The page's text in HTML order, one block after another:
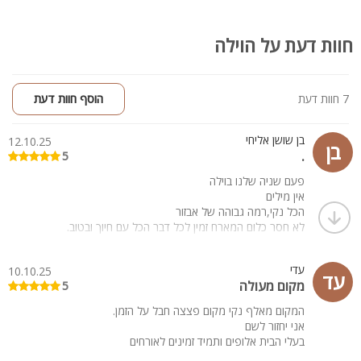
חוות דעת על הוילה
7 חוות דעת הוסף חוות דעת
בן בן שושן אליחי
.
12.10.25
5
פעם שניה שלנו בוילה
אין מילים
הכל נקי,רמה גבוהה של אבזור
לא חסר כלום המארח זמין לכל דבר הכל עם חיוך ובטוב.
עד עדי
מקום מעולה
10.10.25
5
המקום מאלף נקי מקום פצצה חבל על הזמן.
אני יחזור לשם
בעלי הבית אלופים ותמיד זמינים לאורחים